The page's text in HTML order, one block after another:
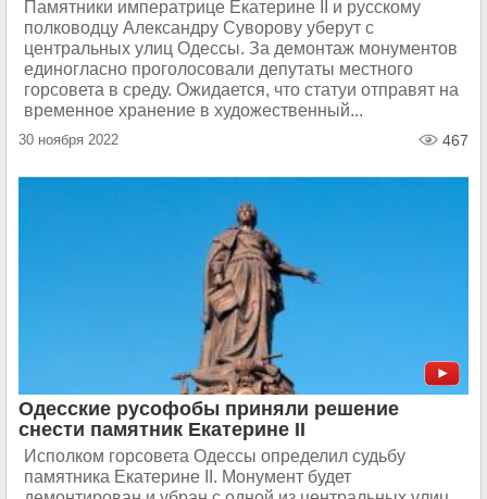
Памятники императрице Екатерине II и русскому
полководцу Александру Суворову уберут с
центральных улиц Одессы. За демонтаж монументов
единогласно проголосовали депутаты местного
горсовета в среду. Ожидается, что статуи отправят на
временное хранение в художественный...
30 ноября 2022 467
Одесские русофобы приняли решение
снести памятник Екатерине II
Исполком горсовета Одессы определил судьбу
памятника Екатерине II. Монумент будет